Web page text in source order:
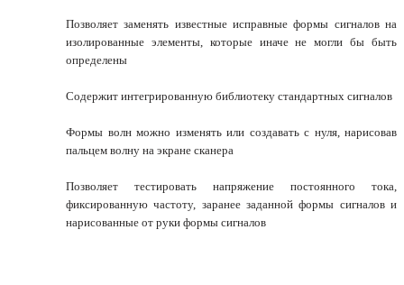
Позволяет заменять известные исправные формы сигналов на
изолированные элементы, которые иначе не могли бы быть
определены
Содержит интегрированную библиотеку стандартных сигналов
Формы волн можно изменять или создавать с нуля, нарисовав
пальцем волну на экране сканера
Позволяет тестировать напряжение постоянного тока,
фиксированную частоту, заранее заданной формы сигналов и
нарисованные от руки формы сигналов